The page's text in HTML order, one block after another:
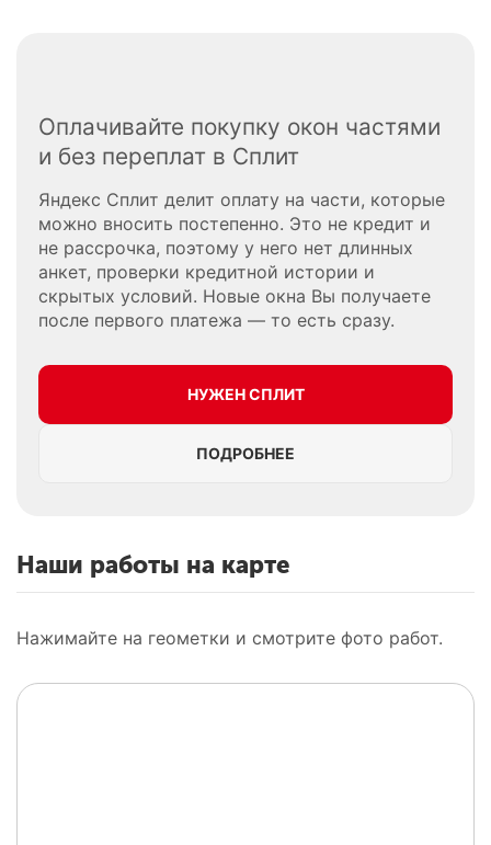
Оплачивайте покупку окон частями
и без переплат в Сплит
Яндекс Сплит делит оплату на части, которые
можно вносить постепенно. Это не кредит и
не рассрочка, поэтому у него нет длинных
анкет, проверки кредитной истории и
скрытых условий. Новые окна Вы получаете
после первого платежа — то есть сразу.
НУЖЕН СПЛИТ
ПОДРОБНЕЕ
Наши работы на карте
Нажимайте на геометки и смотрите фото работ.